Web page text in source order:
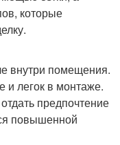
которые
внутри помещения.
и легок в монтаже.
предпочтение
повышенной